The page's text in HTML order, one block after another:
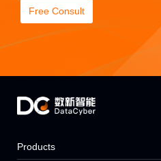
Free Consult
Products